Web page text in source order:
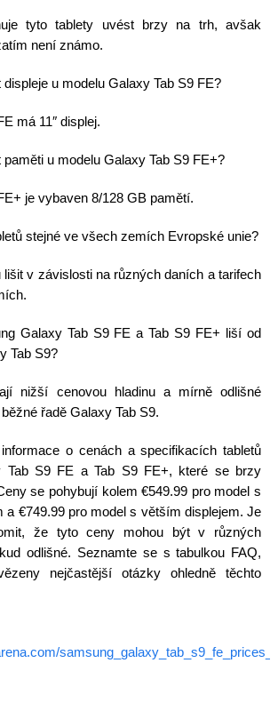
tyto tablety uvést brzy na trh, avšak
není známo.
u modelu Galaxy Tab S9 FE?
má 11″ displej.
u modelu Galaxy Tab S9 FE+?
je vybaven 8/128 GB pamětí.
stejné ve všech zemích Evropské unie?
v závislosti na různých daních a tarifech
Galaxy Tab S9 FE a Tab S9 FE+ liší od
Tab S9?
nižší cenovou hladinu a mírně odlišné
řadě Galaxy Tab S9.
o cenách a specifikacích tabletů
Tab S9 FE a Tab S9 FE+, které se brzy
se pohybují kolem €549.99 pro model s
a €749.99 pro model s větším displejem. Je
že tyto ceny mohou být v různých
odlišné. Seznamte se s tabulkou FAQ,
nejčastější otázky ohledně těchto